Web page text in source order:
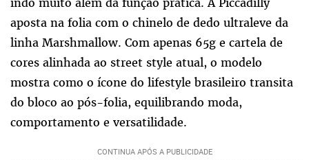
aposta na folia com o chinelo de dedo ultraleve da
linha Marshmallow. Com apenas 65g e cartela de
cores alinhada ao street style atual, o modelo
mostra como o ícone do lifestyle brasileiro transita
do bloco ao pós-folia, equilibrando moda,
comportamento e versatilidade.